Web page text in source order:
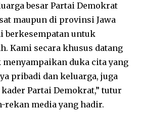
besar Partai Demokrat
maupun di provinsi Jawa
berkesempatan untuk
Kami secara khusus datang
duka cita yang
pribadi dan keluarga, juga
Partai Demokrat,” tutur
rekan media yang hadir.